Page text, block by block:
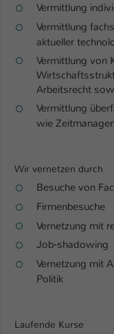
Vermittlung
Vermittlung
aktueller
Vermittlung von
Arbeitsrecht
Vermittlung
wie
Wir vernetzen durch
Besuche von
Firmenbesuche
Vernetzung mit
Job‐shadowing
Vernetzung mit
Politik
Laufende Kurse
Zweck
Name
Anbieter
Zweck
ein